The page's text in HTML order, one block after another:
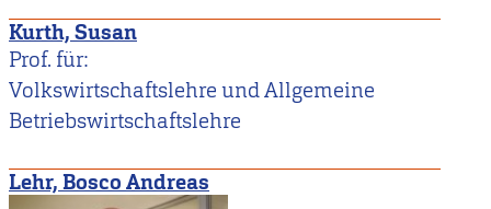
Kurth, Susan
Prof. für:
Volkswirtschaftslehre und Allgemeine
Betriebswirtschaftslehre
Lehr, Bosco Andreas